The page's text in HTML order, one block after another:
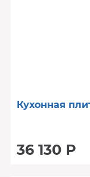
Кухонная
36 130 Р